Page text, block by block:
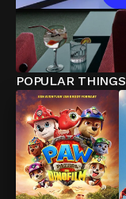
POPULAR THINGS